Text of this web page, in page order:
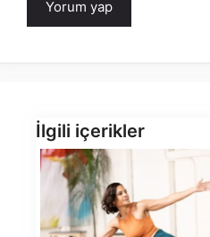
İlgili içerikler